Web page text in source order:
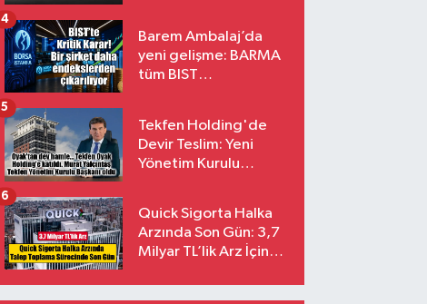
Barem Ambalaj’da
yeni gelişme: BARMA
tüm BIST
4
Tekfen Holding'de
Devir Teslim: Yeni
Yönetim Kurulu
5
Quick Sigorta Halka
Arzında Son Gün: 3,7
Milyar TL’lik Arz İçin
Eriyor
6